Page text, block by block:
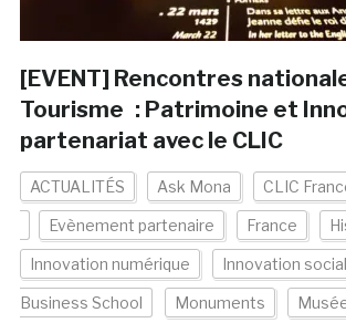
[EVENT] Rencontres
Tourisme : Patrimoine et
partenariat avec le CLIC
ACTUALITÉS Ask Mona CLIC
Evènement partenaire France
Innovation numérique Innovation
Business School Monuments